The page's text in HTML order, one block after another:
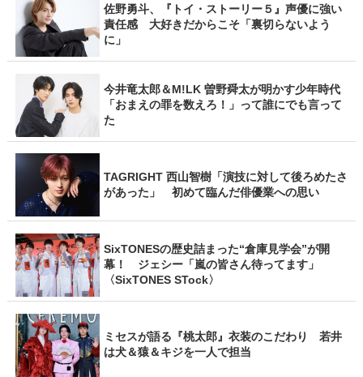
佐野勇斗、『トイ・ストーリー５』声優に強い
責任感 大好きだからこそ「裏切らないよう
に」
今井竜太郎＆M!LK 曽野舜太が明かす少年時代
「おまえの罪を数えろ！」って誰にでも言って
た
TAGRIGHT 西山智樹「演技に対して後ろめたさ
があった」 初めて臨んだ俳優業への思い
SixTONESの歴史詰まった“倉庫見学会”が開
幕！ ジェシー「嵐の皆さん待ってます」
〈SixTONES STock〉
ミセスが語る『桃太郎』衣装のこだわり 若井
は犬＆猿＆キジを一人で担当